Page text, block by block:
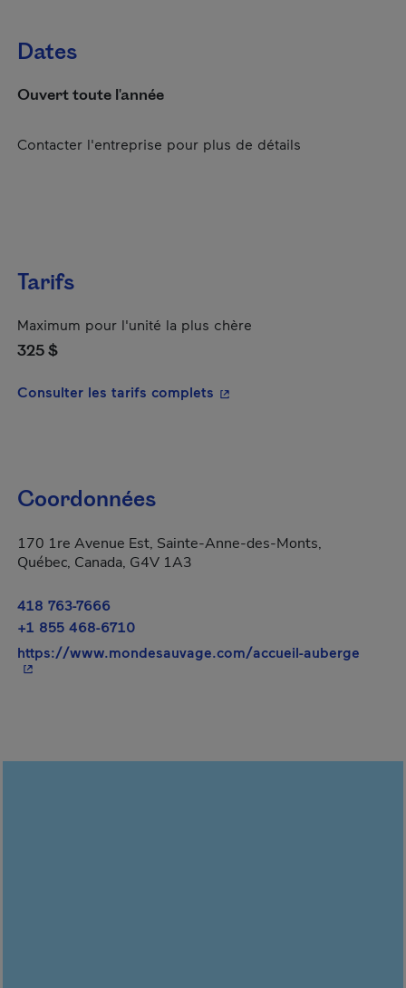
Dates
Ouvert toute l'année
Contacter l'entreprise pour plus de détails
Tarifs
Maximum pour l'unité la plus chère
325 $
Consulter les tarifs complets - Cet hyperlien s'ouvrira
Coordonnées
170 1re Avenue Est, Sainte-Anne-des-Monts,
Québec, Canada, G4V 1A3
418 763-7666
+1 855 468-6710
https://www.mondesauvage.com/accueil-auberge